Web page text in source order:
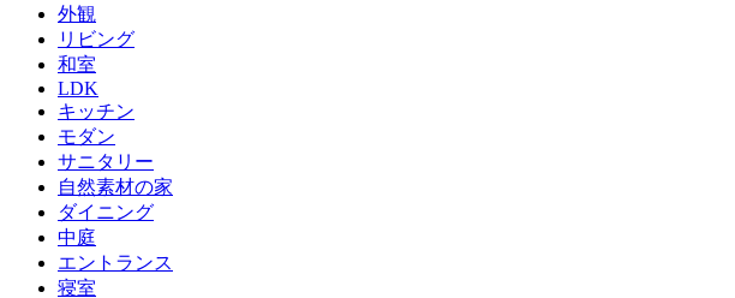
外観
リビング
和室
LDK
キッチン
モダン
サニタリー
自然素材の家
ダイニング
中庭
エントランス
寝室